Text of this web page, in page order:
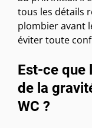
tous les détails
plombier avant
éviter toute
Est-ce que
de la
WC ?